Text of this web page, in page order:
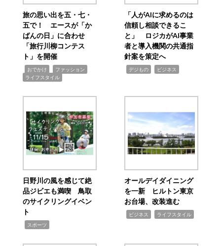
旅の思い出を五・七・
五で！ エースが「か
ばんの日」に合わせ
「旅行川柳コンテス
ト」を開催
おでかけ ファッション
ライフスタイル
「人がAIに求めるのは
信頼し相談できるこ
と」 ロジカがAI事業
者と導入機関の共通指
針案を策定へ
デジもの ビジネス
日野川の風を感じて絶
品ジビエも満喫 鳥取
のサイクリングイベン
ト
スポーツ
オールデイダイニング
を一新 ヒルトン東京
お台場、改装進む
ビジネス ライフスタイル